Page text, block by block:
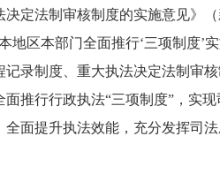
定法制审核制度的实施意见》（
区本部门全面推行‘三项制度’
录制度、重大执法决定法制审
推行行政执法“三项制度”，实
面提升执法效能，充分发挥司